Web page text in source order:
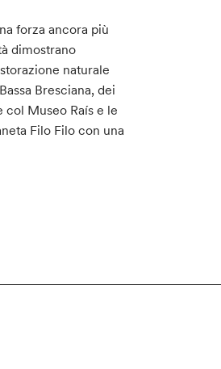
forza ancora più
dimostrano
naturale
Bresciana, dei
Museo Raís e le
Filo Filo con una